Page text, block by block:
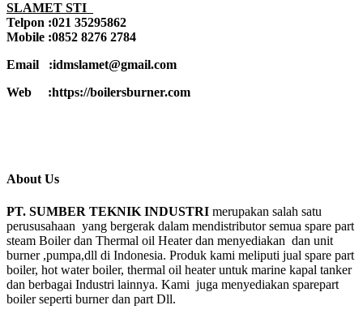
SLAMET STI
Telpon :021 35295862
Mobile :0852 8276 2784
Email :idmslamet@gmail.com
Web :https://boilersburner.com
About Us
PT. SUMBER TEKNIK INDUSTRI merupakan salah satu
perususahaan yang bergerak dalam mendistributor semua spare part
steam Boiler dan Thermal oil Heater dan menyediakan dan unit
burner ,pumpa,dll di Indonesia. Produk kami meliputi jual spare part
boiler, hot water boiler, thermal oil heater untuk marine kapal tanker
dan berbagai Industri lainnya. Kami juga menyediakan sparepart
boiler seperti burner dan part Dll.